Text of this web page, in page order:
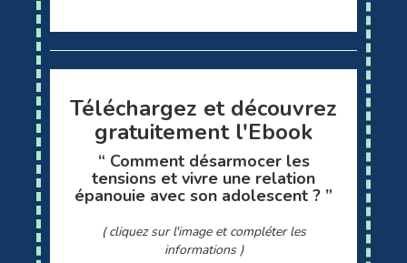
Téléchargez et découvrez
gratuitement l'Ebook
“ Comment désarmocer les
tensions et vivre une relation
épanouie avec son adolescent ? ”
( cliquez sur l'image et compléter les
informations )